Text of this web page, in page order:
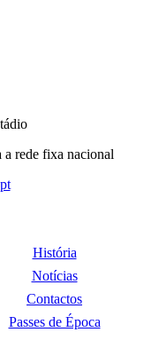
rede fixa nacional
História
Notícias
Contactos
Passes de Época